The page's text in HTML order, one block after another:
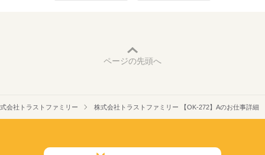
ページの先頭へ
会社トラストファミリー 株式会社トラストファミリー 【OK-272】Aのお仕事詳細